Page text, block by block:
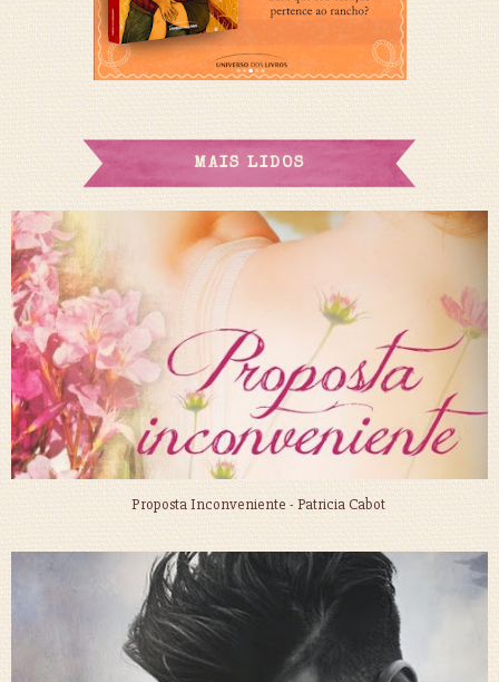
MAIS LIDOS
Proposta Inconveniente - Patricia Cabot